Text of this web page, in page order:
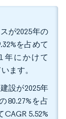
が2025年の
を占めて
年にかけて
ます。
設が2025年
80.27%を占
5.52%